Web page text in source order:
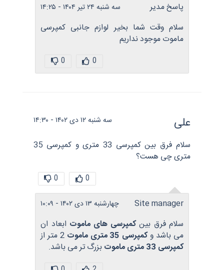
پاسخ مدیر سه شنبه ۲۴ تیر ۱۴۰۴ - ۱۴:۲۵
سلام وقت شما بخیر لوازم جانبی کمپرسی
ماموت موجود نداریم
علی سه شنبه ۱۲ دی ۱۴۰۲ - ۱۴:۳۰
سلام فرق بین کمپرسی 33 متری و کمپرسی 35
متری چی هست؟
Site manager چهارشنبه ۱۳ دی ۱۴۰۲ - ۱۰:۰۹
سلام فرق بینکمپرسی های ماموتابعاد ان
می باشد و کمپرسی 35 متری ماموت
2 متر از
کمپرسی 33 متری ماموت
بزرگ تر می باشد.